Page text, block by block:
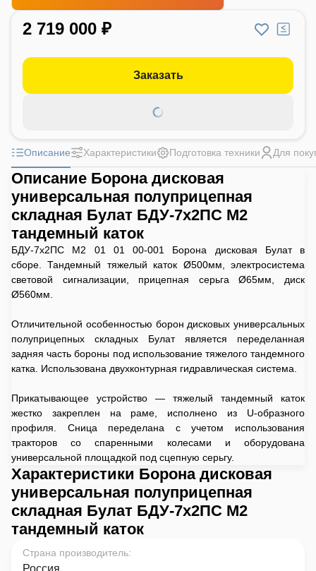
2 719 000 ₽
Заказать
Описание Характеристики Подготовка техники Для
Описание Борона дисковая
универсальная полуприцепная
складная Булат БДУ-7х2ПС М2
тандемный каток
БДУ-7х2ПС М2 01 01 00-001 Борона дисковая Булат в
сборе. Тандемный тяжелый каток Ø500мм, электросистема
световой сигнализации, прицепная серьга Ø65мм, диск
Ø560мм.
Отличительной особенностью борон дисковых универсальных
полуприцепных складных Булат является переделанная
задняя часть бороны под использование тяжелого тандемного
катка. Использована двухконтурная гидравлическая система.
Прикатывающее устройство — тяжелый тандемный каток
жестко закреплен на раме, исполнено из U-образного
профиля. Сница переделана с учетом использования
тракторов со спаренными колесами и оборудована
универсальной площадкой под сцепную серьгу.
Характеристики Борона дисковая
универсальная полуприцепная
складная Булат БДУ-7х2ПС М2
тандемный каток
Страна производитель:
Россия